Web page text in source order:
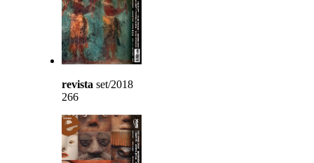
revista set/2018
266